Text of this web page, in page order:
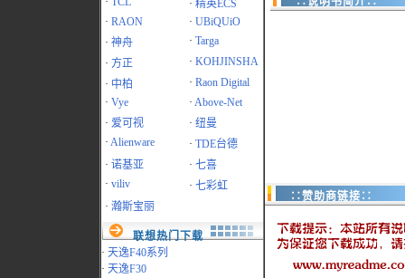
· 精英ECS
· RAON · UBiQUiO
· 神舟 · Targa
· 方正 · KOHJINSHA
· 中柏 · Raon Digital
· Vye · Above-Net
· 爱可视 · 纽曼
· Alienware · TDE台德
· 诺基亚 · 七喜
· viliv · 七彩虹
· 瀚斯宝丽
联想热门下载
· 天逸F40系列
· 天逸F30
∷赞助商链接∷